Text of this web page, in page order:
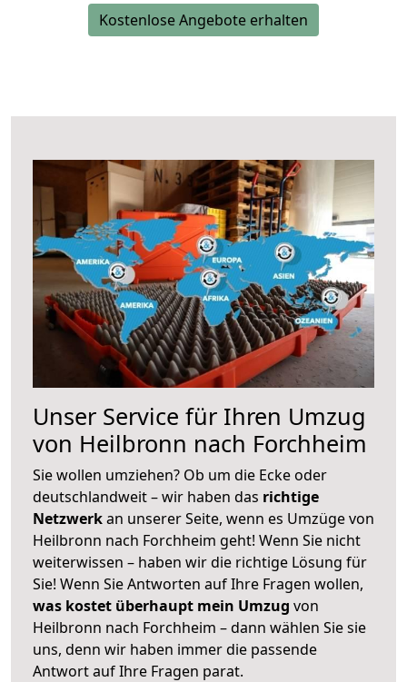
Kostenlose Angebote erhalten
Unser Service für Ihren Umzug
von Heilbronn nach Forchheim
Sie wollen umziehen? Ob um die Ecke oder
deutschlandweit – wir haben das richtige
Netzwerkan unserer Seite, wenn es Umzüge von
Heilbronn nach Forchheim geht! Wenn Sie nicht
weiterwissen – haben wir die richtige Lösung für
Sie! Wenn Sie Antworten auf Ihre Fragen wollen,
was kostet überhaupt mein Umzug von
Heilbronn nach Forchheim – dann wählen Sie sie
uns, denn wir haben immer die passende
Antwort auf Ihre Fragen parat.